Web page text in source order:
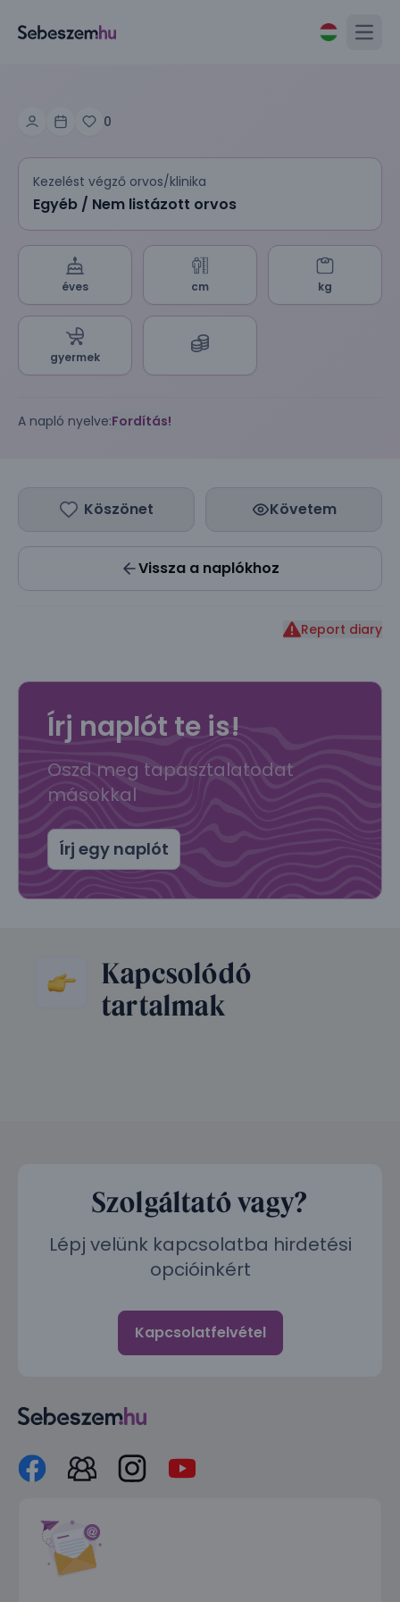
0
Kezelést végző orvos/klinika
Egyéb / Nem listázott orvos
éves cm kg
gyermek
A napló nyelve:Fordítás!
Köszönet Követem
Vissza a naplókhoz
Report diary
Írj naplót te is!
Oszd meg tapasztalatodat
másokkal
Írj egy naplót
Kapcsolódó
tartalmak
Szolgáltató vagy?
Lépj velünk kapcsolatba hirdetési
opcióinkért
Kapcsolatfelvétel